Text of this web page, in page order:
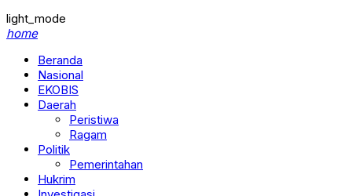
light_mode
home
Beranda
Nasional
EKOBIS
Daerah
Peristiwa
Ragam
Politik
Pemerintahan
Hukrim